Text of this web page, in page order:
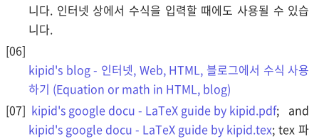
니다. 인터넷 상에서 수식을 입력할 때에도 사용될 수 있습
니다.
kipid's blog - 인터넷, Web, HTML, 블로그에서 수식 사용
하기 (Equation or math in HTML, blog)
kipid's google docu - LaTeX guide by kipid.pdf; and
kipid's google docu - LaTeX guide by kipid.tex; tex 파